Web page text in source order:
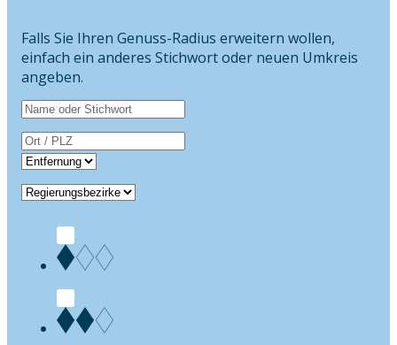
Falls Sie Ihren Genuss-Radius erweitern wollen,
einfach ein anderes Stichwort oder neuen Umkreis
angeben.